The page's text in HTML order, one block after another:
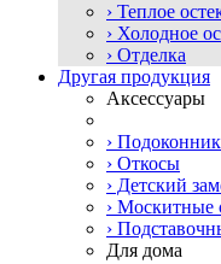
› Теплое
› Холодное
› Отделка
Другая продукция
Аксессуары
›
› Откосы
› Детский
› Москитные
›
Для дома